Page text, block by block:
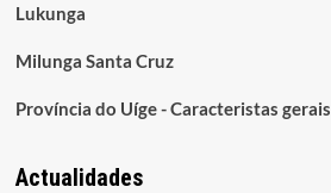
Lukunga
Milunga Santa Cruz
Província do Uíge - Caracteristas gerais
Actualidades